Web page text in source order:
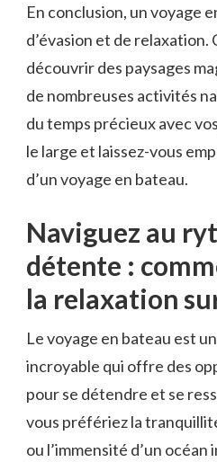
En conclusion, un voyage
⁣d’évasion et de relaxation.
découvrir‌ des ⁣paysages
de nombreuses ⁣activités
du temps ⁣précieux avec
le large et laissez-vous⁣
d’un voyage ‌en bateau.
Naviguez au
détente :‍
la ​relaxation
Le voyage en bateau est
incroyable ⁣qui offre des
pour ‍se détendre et se
vous préfériez la
ou l’immensité d’un